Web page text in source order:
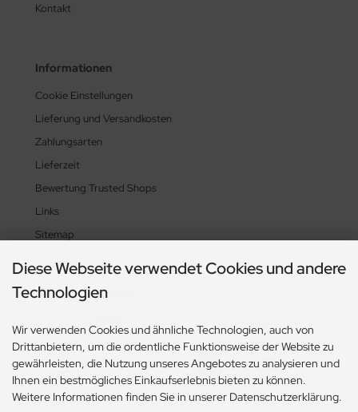
Kontakt
Informationen
Cookie Einstellungen
Lieferung und Versandkosten
Zahlungsarten
Lieferzeit
Bewertung Trusted Shops
Links
Sitemap
Zahlungsmethoden
Social Media
Diese Webseite verwendet Cookies und andere
Technologien
Wir verwenden Cookies und ähnliche Technologien, auch von
Drittanbietern, um die ordentliche Funktionsweise der Website zu
gewährleisten, die Nutzung unseres Angebotes zu analysieren und
Ihnen ein bestmögliches Einkaufserlebnis bieten zu können.
Weitere Informationen finden Sie in unserer Datenschutzerklärung.